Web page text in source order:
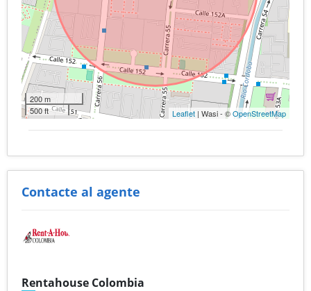
200 m
500 ft
Leaflet | Wasi - ©OpenStreetMap
Contacte al agente
Rentahouse Colombia